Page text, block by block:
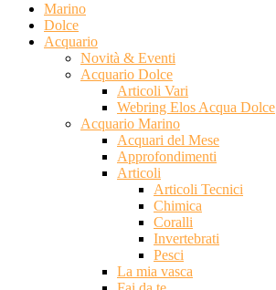
Marino
Dolce
Acquario
Novità & Eventi
Acquario Dolce
Articoli Vari
Webring Elos Acqua Dolce
Acquario Marino
Acquari del Mese
Approfondimenti
Articoli
Articoli Tecnici
Chimica
Coralli
Invertebrati
Pesci
La mia vasca